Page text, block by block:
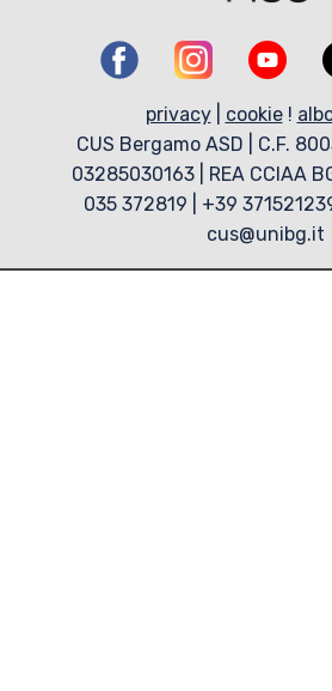
privacy| cookie!
CUS Bergamo ASD | C.F.
03285030163 | REA CCIAA
035 372819 | +39
cus@unibg.it